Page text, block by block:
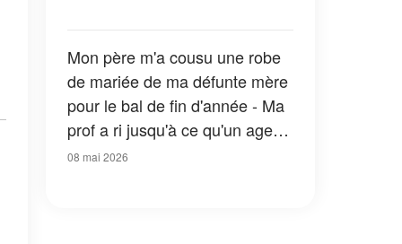
Mon père m'a cousu une robe
de mariée de ma défunte mère
pour le bal de fin d'année - Ma
prof a ri jusqu'à ce qu'un agent
entre
08 mai 2026